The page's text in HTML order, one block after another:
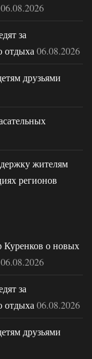
06.08.2026
за
отдыха 06.08.2026
друзьями
жителям
регионов
Куренков о новых
06.08.2026
за
отдыха 06.08.2026
друзьями